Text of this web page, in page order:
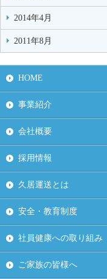
2014年4月
2011年8月
HOME
事業紹介
会社概要
採用情報
久居運送とは
安全・教育制度
社員健康への取り組み
ご家族の皆様へ